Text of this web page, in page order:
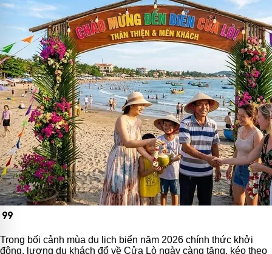
format_quote
Trong bối cảnh mùa du lịch biển năm 2026 chính thức khởi
động, lượng du khách đổ về Cửa Lò ngày càng tăng, kéo theo